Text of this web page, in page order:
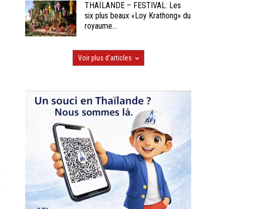
THAÏLANDE – FESTIVAL: Les
six plus beaux «Loy Krathong» du
royaume...
Voir plus d'articles